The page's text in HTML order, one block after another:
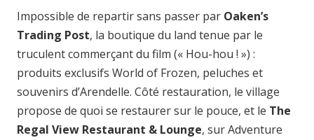
Impossible de repartir sans passer par Oaken’s
Trading Post, la boutique du land tenue par le
truculent commerçant du film (« Hou-hou ! ») :
produits exclusifs World of Frozen, peluches et
souvenirs d’Arendelle. Côté restauration, le village
propose de quoi se restaurer sur le pouce, et le The
Regal View Restaurant & Lounge, sur Adventure